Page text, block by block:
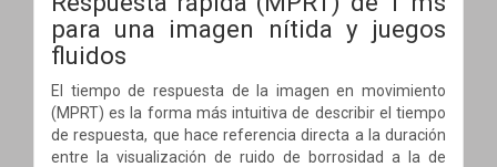
para una imagen nítida y juegos
fluidos
El tiempo de respuesta de la imagen en movimiento
(MPRT) es la forma más intuitiva de describir el tiempo
de respuesta, que hace referencia directa a la duración
entre la visualización de ruido de borrosidad a la de